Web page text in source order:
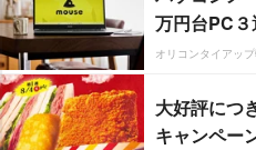
画史上『最も見終わった
会が盛り上がる映画』に
ことが出来ました」と自
ている。
万円台PC３
オリコンタイアッ
大好評につ
キャンペー